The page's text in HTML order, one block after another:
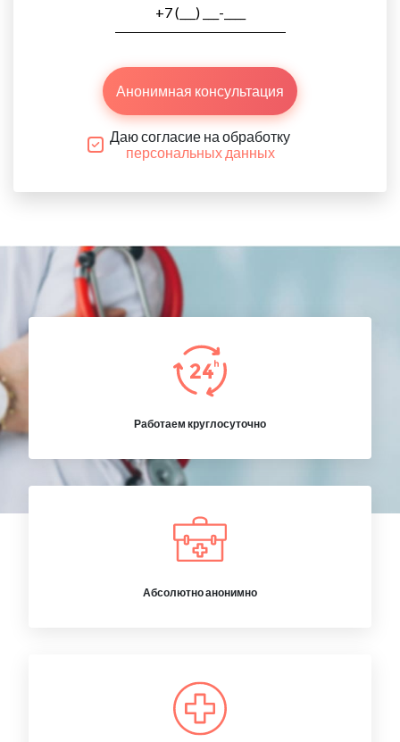
Анонимная консультация
Даю согласие на обработку
персональных данных
Работаем круглосуточно
Абсолютно анонимно